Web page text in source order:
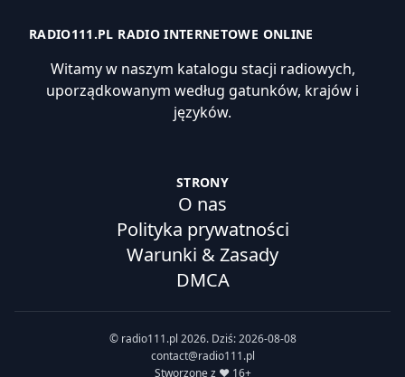
RADIO111.PL RADIO INTERNETOWE ONLINE
Witamy w naszym katalogu stacji radiowych,
uporządkowanym według gatunków, krajów i
języków.
STRONY
O nas
Polityka prywatności
Warunki & Zasady
DMCA
© radio111.pl 2026. Dziś: 2026-08-08
contact@radio111.pl
Stworzone z ❤️ 16+